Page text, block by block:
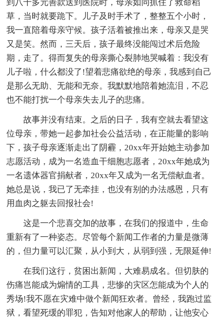
到八千多元善款送到医院时，母亲如同抓住了救命稻
草，当时就要跪下。儿子及时手术了，整整五个小时，
我一直陪着母亲守候。孩子活着被推出来，母亲又是哭
又是笑。然而，三天后，孩子最终没能闯过术后危险
期，走了。得而复失的母亲撕心裂肺地哭喊着：我没有
儿子啦，什么都没了!望着悲痛欲绝的母亲，我感到自己
是那么无助、无能和无奈。我默默地陪着她流泪，不忍
也不能打扰一个母亲失去儿子的悲痛。
故事并没有结束。之后的日子，我有空就去看望这
位母亲，带她一起参加社会公益活动，在正能量的影响
下，孩子母亲逐渐走出了阴霾，20xx年开始她主动参加
志愿活动，成为一名造血干细胞志愿者，20xx年她成为
一名遗体器官捐献者，20xx年又成为一名无偿献血者。
她总是说，我已了无牵挂，也没有别的办法感恩，只有
用血肉之躯去回报社会!
这是一个悲喜交加的故事，在我们的报道中，生命
重新有了一种姿态。尽管每个新闻工作者的力量是微薄
的，但力量可以汇聚，从小到大，从弱到强，无限延伸!
在我们这行，贫困出新闻，大难易成名。但切肤的
伤痛岂能成为煽情的工具，悲惨的灾区怎能成为个人的
秀场!我不愿在灾难中做个新闻狂欢者。曾经，我跑过监
狱，看望死缓的罪犯，告知对他家人的帮助，让他安心